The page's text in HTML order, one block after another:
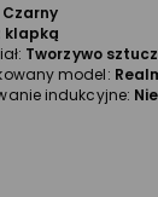
Czarny
klapką
Tworzywo
model:
indukcyjne: Nie